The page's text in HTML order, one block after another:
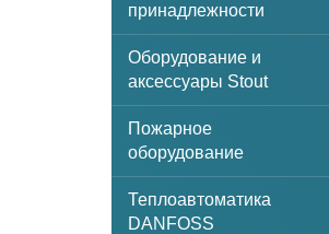
принадлежности
Оборудование и
аксессуары Stout
Пожарное
оборудование
Теплоавтоматика
DANFOSS